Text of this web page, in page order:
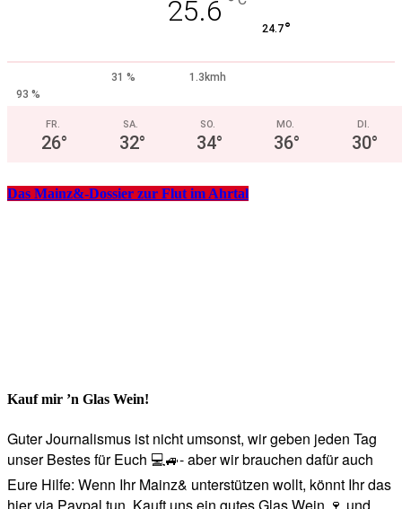
25.6
24.7°
31 %
1.3kmh
93 %
FR.
26°
SA.
32°
SO.
34°
MO.
36°
DI.
30°
Das Mainz&-Dossier zur Flut im Ahrtal
Kauf mir ’n Glas Wein!
Guter Journalismus ist nicht umsonst, wir geben jeden Tag
unser Bestes für Euch 💻🚙- aber wir brauchen dafür auch
Eure Hilfe: Wenn Ihr Mainz& unterstützen wollt, könnt Ihr das
hier via Paypal tun. Kauft uns ein gutes Glas Wein 🍷 und